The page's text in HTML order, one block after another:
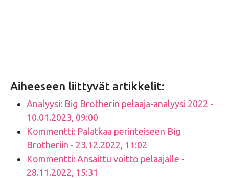
Aiheeseen liittyvät artikkelit:
Analyysi: Big Brotherin pelaaja-analyysi 2022 -
10.01.2023, 09:00
Kommentti: Palatkaa perinteiseen Big
Brotheriin - 23.12.2022, 11:02
Kommentti: Ansaittu voitto pelaajalle -
28.11.2022, 15:31